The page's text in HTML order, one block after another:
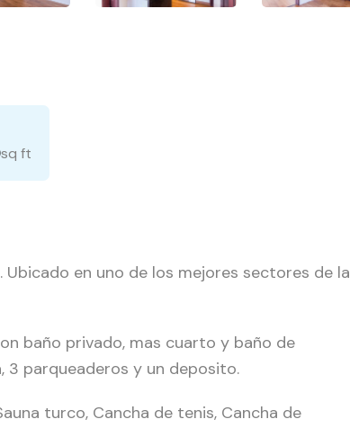
sq ft
en uno de los mejores sectores de la
baño privado, mas cuarto y baño de
3 parqueaderos y un deposito.
turco, Cancha de tenis, Cancha de